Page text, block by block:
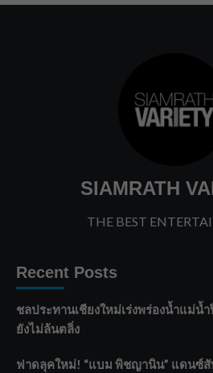
SIAMRATH
THE BEST
Recent Posts
ชลประทานเชียงใหม่เร่งพร่องน้ำแม่น้
ยังไม่ล้นตลิ่ง
ฟาดลุคใหม่! “แบม พิชญานิน” แดนซ์